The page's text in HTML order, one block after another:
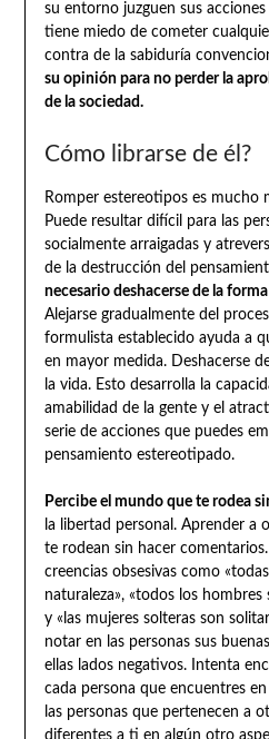
su entorno juzguen sus
tiene miedo de cometer
contra de la sabiduría
su opinión para no perder la
de la sociedad.
Cómo librarse de él?
Romper estereotipos es mucho
Puede resultar difícil para las
socialmente arraigadas y
de la destrucción del
necesario deshacerse de la
Alejarse gradualmente del
formulista establecido ayuda a
en mayor medida. Deshacerse
la vida. Esto desarrolla la
amabilidad de la gente y el
serie de acciones que puedes
pensamiento estereotipado.
Percibe el mundo que te rodea
la libertad personal. Aprender a
te rodean sin hacer
creencias obsesivas como
naturaleza», «todos los hombres
y «las mujeres solteras son
notar en las personas sus
ellas lados negativos. Intenta
cada persona que encuentres
las personas que pertenecen a